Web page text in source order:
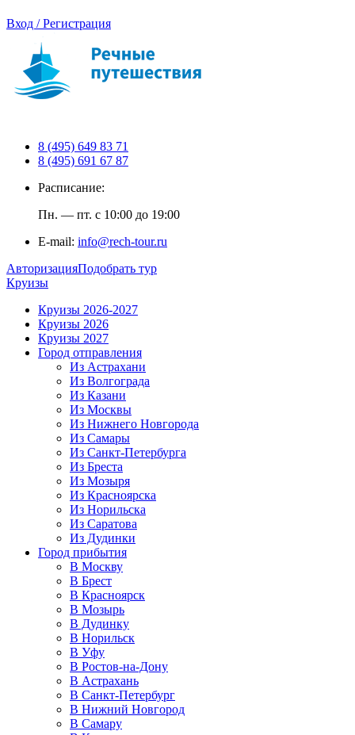
Вход / Регистрация
8 (495) 649 83 71
8 (495) 691 67 87
Расписание:
Пн. — пт. с 10:00 до 19:00
E-mail: info@rech-tour.ru
АвторизацияПодобрать тур
Круизы
Круизы 2026-2027
Круизы 2026
Круизы 2027
Город отправления
Из Астрахани
Из Волгограда
Из Казани
Из Москвы
Из Нижнего Новгорода
Из Самары
Из Санкт-Петербурга
Из Бреста
Из Мозыря
Из Красноярска
Из Норильска
Из Саратова
Из Дудинки
Город прибытия
В Москву
В Брест
В Красноярск
В Мозырь
В Дудинку
В Норильск
В Уфу
В Ростов-на-Дону
В Астрахань
В Санкт-Петербург
В Нижний Новгород
В Самару